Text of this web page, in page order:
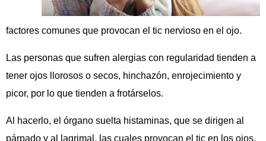
factores comunes que provocan el tic nervioso en el ojo.
Las personas que sufren alergias con regularidad tienden a
tener ojos llorosos o secos, hinchazón, enrojecimiento y
picor, por lo que tienden a frotárselos.
Al hacerlo, el órgano suelta histaminas, que se dirigen al
párpado y al lagrimal, las cuales provocan el tic en los ojos.